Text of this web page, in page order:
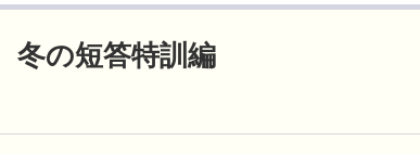
の短答特訓編